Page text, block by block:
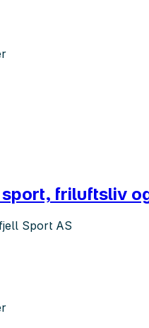
sport, friluftsliv
Sport AS